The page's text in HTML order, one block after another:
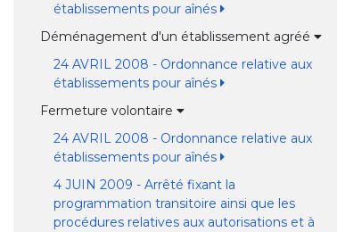
établissements pour aînés
Déménagement d'un établissement agréé
24 AVRIL 2008 - Ordonnance relative aux
établissements pour aînés
Fermeture volontaire
24 AVRIL 2008 - Ordonnance relative aux
établissements pour aînés
4 JUIN 2009 - Arrêté fixant la
programmation transitoire ainsi que les
procédures relatives aux autorisations et à